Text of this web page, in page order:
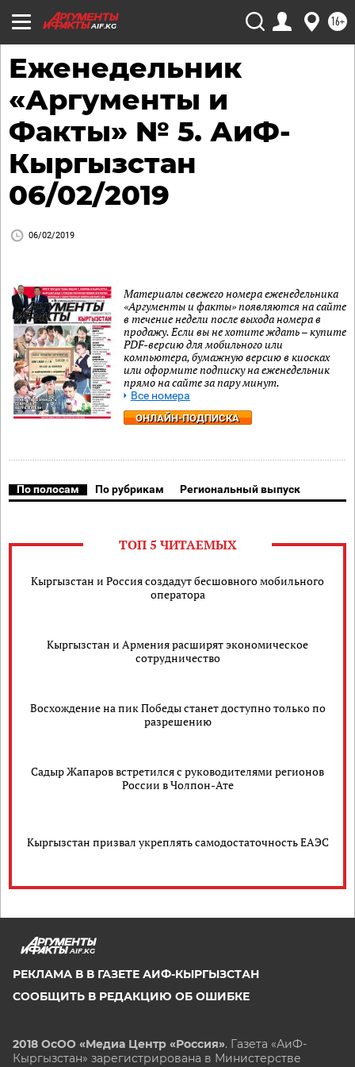
AIF.KG 16+
Еженедельник
«Аргументы и
Факты» № 5. АиФ-
Кыргызстан
06/02/2019
06/02/2019
Материалы свежего номера еженедельника
«Аргументы и факты» появляются на сайте
в течение недели после выхода номера в
продажу. Если вы не хотите ждать – купите
PDF-версию для мобильного или
компьютера, бумажную версию в киосках
или оформите подписку на еженедельник
прямо на сайте за пару минут.
ОНЛАЙН-ПОДПИСКА
Все номера
По полосам По рубрикам Региональный выпуск
ТОП 5 ЧИТАЕМЫХ
Кыргызстан и Россия создадут бесшовного мобильного
оператора
Кыргызстан и Армения расширят экономическое
сотрудничество
Восхождение на пик Победы станет доступно только по
разрешению
Садыр Жапаров встретился с руководителями регионов
России в Чолпон-Ате
Кыргызстан призвал укреплять самодостаточность ЕАЭС
AIF.KG
РЕКЛАМА В В ГАЗЕТЕ АИФ-КЫРГЫЗСТАН
СООБЩИТЬ В РЕДАКЦИЮ ОБ ОШИБКЕ
2018 ОсОО «Медиа Центр «Россия». Газета «АиФ-
Кыргызстан» зарегистрирована в Министерстве